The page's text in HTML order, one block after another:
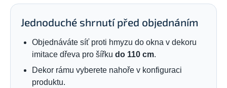
Jednoduché shrnutí před objednáním
Objednáváte síť proti hmyzu do okna v dekoru
imitace dřeva pro šířku do 110 cm.
Dekor rámu vyberete nahoře v konfiguraci
produktu.